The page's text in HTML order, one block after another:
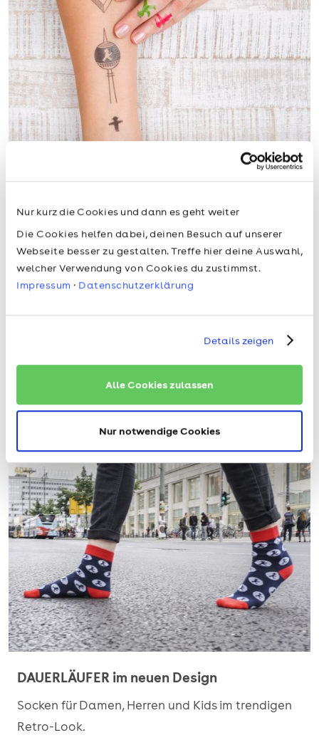
Nur kurz die Cookies und dann es geht weiter
Die Cookies helfen dabei, deinen Besuch auf unserer
Webseite besser zu gestalten. Treffe hier deine Auswahl,
welcher Verwendung von Cookies du zustimmst.
Impressum · Datenschutzerklärung
Details zeigen
Alle Cookies zulassen
Nur notwendige Cookies
Mit unseren temporären Tattoos kannst du jetzt
deine ultimative Berlin Liebe allen zeigen!
DAUERLÄUFER im neuen Design
Socken für Damen, Herren und Kids im trendigen
Retro-Look.